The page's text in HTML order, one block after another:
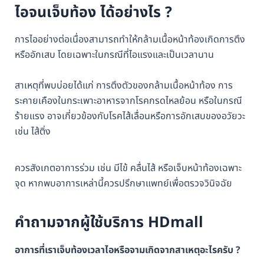
ไอจนเจ็บท้อง ได้อย่างไร ?
การไออย่างต่อเนื่องสามารถทำให้กล้ามเนื้อหน้าท้องเกิดการตึง
หรืออักเสบ โดยเฉพาะในกรณีที่ไอแรงและเป็นเวลานาน
สาเหตุที่พบบ่อยได้แก่ การตึงตัวของกล้ามเนื้อหน้าท้อง การ
ระคายเคืองในกระเพาะอาหารจากโรคกรดไหลย้อน หรือในกรณี
ร้ายแรง อาจเกี่ยวข้องกับโรคไส้เลื่อนหรือการอักเสบของอวัยวะ
เช่น ไส้ติ่ง
ควรสังเกตอาการร่วม เช่น มีไข้ คลื่นไส้ หรือเจ็บหน้าท้องเฉพาะ
จุด หากพบอาการเหล่านี้ควรปรึกษาแพทย์เพื่อตรวจวินิจฉัย
คำถามจากผู้ใช้บริการ HDmall
อาการที่เราเจ็บท้องเวลาไอหรือจามเกิดจากสาเหตุอะไรครับ ?